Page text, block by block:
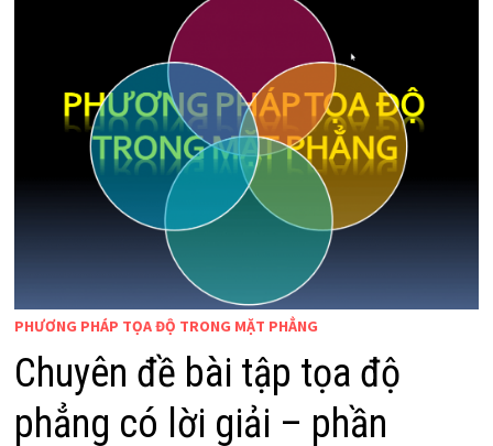
PHƯƠNG PHÁP TỌA ĐỘ TRONG MẶT PHẲNG
Chuyên đề bài tập tọa độ
phẳng có lời giải – phần